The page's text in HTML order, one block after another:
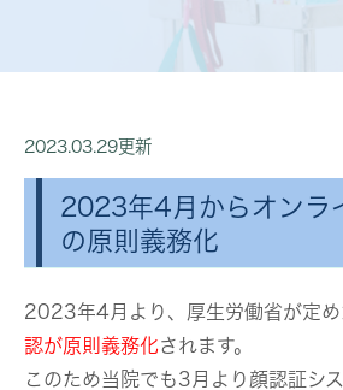
2023.03.29更新
2023年4月からオンラ
の原則義務化
2023年4月より、厚生労働省が定め
認が原則義務化されます。
このため当院でも3月より顔認証シ